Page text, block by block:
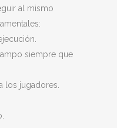
al mismo
siempre que
los jugadores.